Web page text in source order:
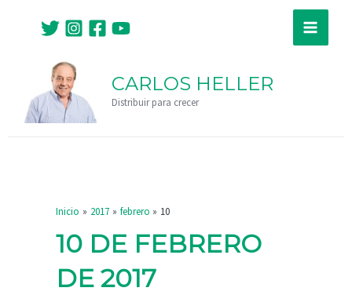
contenido
Main
CARLOS HELLER
Distribuir para crecer
Inicio 2017 febrero 10
10 DE FEBRERO
DE 2017